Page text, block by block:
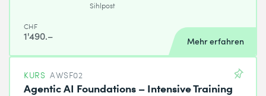
Sihlpost
CHF
1'490.– Mehr erfahren
KURS AWSF02
Agentic AI Foundations – Intensive Training